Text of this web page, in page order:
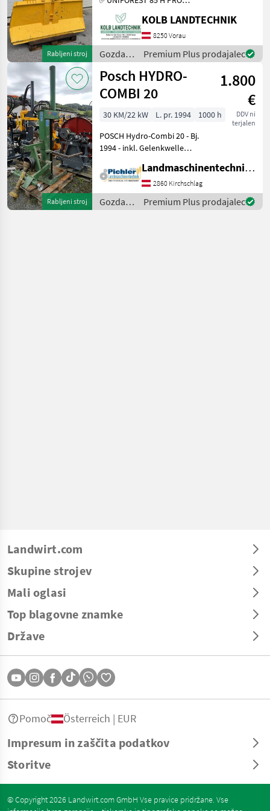
Rabljeni stroj
Funkseilwinde ✅8, 5t
Zugkraft ✅200cm
Schildbreite
✅hydraulischer Seilausstoß
✅inkl. TERRA Profi Funk -
Ziehen / Kurzl
KOLB LANDTECHNIK
8250 Vorau
Gozdarska
in
lesarska
mehanizacija
/
Uniforest
Premium Plus prodajalec
Rabljeni stroj
Posch HYDRO-
COMBI 20
1.800
€
DDV ni
terjalen
30 KM/22 kW L. pr. 1994
1000 h
POSCH Hydro-Combi 20 - Bj.
1994 - inkl. Gelenkwelle
Zustand! Der Holzspalter
der Marke Posch, Modell
POSCH Hydro-Combi 20, ist
ein
Landmaschinentechnik Pichler GmbH
2860 Kirchschlag
Gozdarska
in
Premium Plus prodajalec
Landwirt.com
Skupine strojev
Mali oglasi
Top blagovne znamke
Države
Impresum in zaščita podatkov
Storitve
Pomoč Österreich | EUR
© Copyright 2026 Landwirt.com GmbH Vse pravice pridržane. Vse